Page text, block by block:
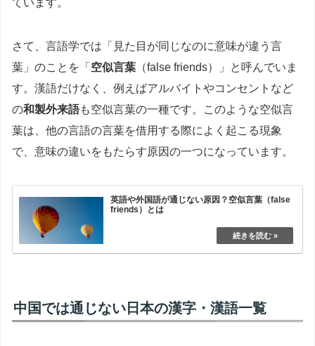
ています。
さて、言語学では「見た目が同じなのに意味が違う言
葉」のことを「 空似言葉 （false friends）」と呼んでいま
す。漢語だけなく、例えばアルバイトやコンセントなど
の和製外来語も空似言葉の一種です。このような空似言
葉は、他の言語の言葉を借用する際によく起こる現象
で、意味の違いをもたらす原因の一つになっています。
英語や外国語が通じない原因？空似言葉（false
friends）とは
中国では通じない日本の漢字・漢語一覧